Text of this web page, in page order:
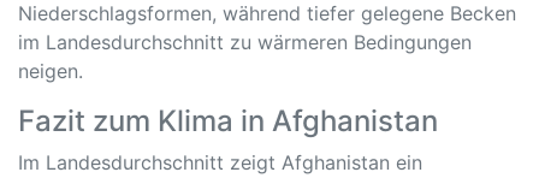
Niederschlagsformen, während tiefer gelegene Becken
im Landesdurchschnitt zu wärmeren Bedingungen
neigen.
Fazit zum Klima in Afghanistan
Im Landesdurchschnitt zeigt Afghanistan ein